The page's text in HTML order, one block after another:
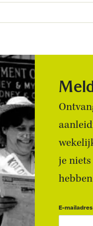
je
E-mailadres